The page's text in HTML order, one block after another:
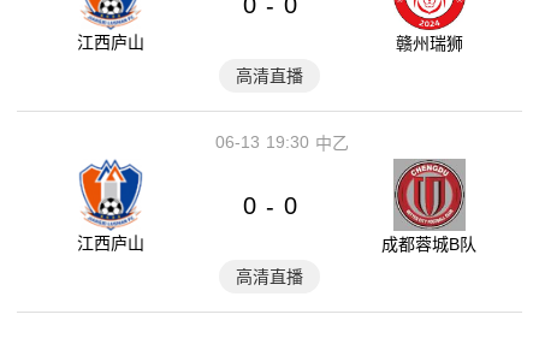
江西庐山
-
赣州瑞狮
高清直播
19:30
06-13 中乙
江西庐山
0 - 0
成都蓉城B队
高清直播